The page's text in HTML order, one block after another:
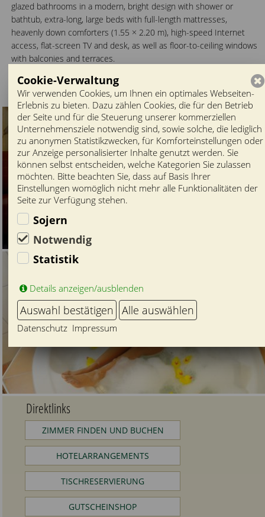
glazed bathrooms in a modern, bright design with shower or
bathtub, extra-long, large beds with full-length mattresses,
heavenly down comforters (1.55 × 2.20 m), high-speed Internet
access, flat-screen TV and desk, as well as floor-to-ceiling windows
with balconies and terraces.
Direktlinks
ZIMMER FINDEN UND BUCHEN
HOTELARRANGEMENTS
TISCHRESERVIERUNG
GUTSCHEINSHOP
Cookie-Verwaltung
Wir verwenden Cookies, um Ihnen ein optimales Webseiten-
Erlebnis zu bieten. Dazu zählen Cookies, die für den Betrieb
der Seite und für die Steuerung unserer kommerziellen
Unternehmensziele notwendig sind, sowie solche, die lediglich
zu anonymen Statistikzwecken, für Komforteinstellungen oder
zur Anzeige personalisierter Inhalte genutzt werden. Sie
können selbst entscheiden, welche Kategorien Sie zulassen
möchten. Bitte beachten Sie, dass auf Basis Ihrer
Einstellungen womöglich nicht mehr alle Funktionalitäten der
Seite zur Verfügung stehen.
Sojern
Notwendig
Statistik
Details anzeigen/ausblenden
Auswahl bestätigen Alle auswählen
Datenschutz Impressum